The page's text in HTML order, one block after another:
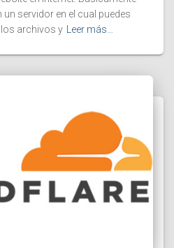
servidor en el cual puedes
archivos y
Leer más…